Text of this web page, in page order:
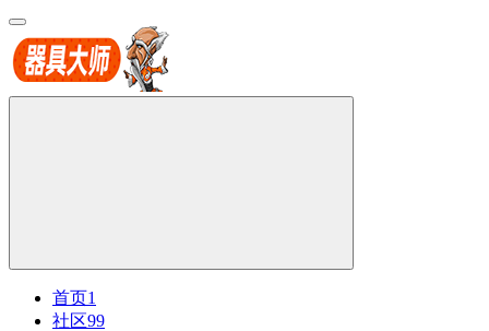
首页1
社区99